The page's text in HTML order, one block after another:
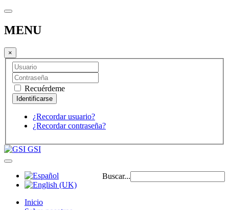
MENU
×
Recuérdeme
¿Recordar usuario?
¿Recordar contraseña?
GSI
Buscar...
Inicio